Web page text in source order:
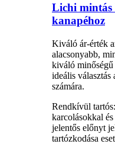
Lichi
kanapéhoz
Kiváló ár-érték
alacsonyabb,
kiváló
ideális választás
számára.
Rendkívül
karcolásokkal
jelentős előnyt
tartózkodása